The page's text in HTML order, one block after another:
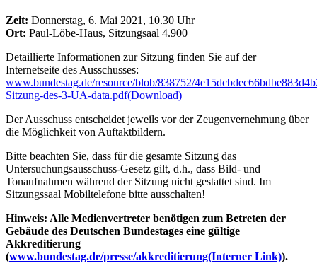
Zeit: Donnerstag, 6. Mai 2021, 10.30 Uhr
Ort: Paul-Löbe-Haus, Sitzungsaal 4.900
Detaillierte Informationen zur Sitzung finden Sie auf der
Internetseite des Ausschusses:
www.bundestag.de/resource/blob/838752/
Sitzung-des-3-UA-data.pdf(Download)
Der Ausschuss entscheidet jeweils vor der Zeugenvernehmung über
die Möglichkeit von Auftaktbildern.
Bitte beachten Sie, dass für die gesamte Sitzung das
Untersuchungsausschuss-Gesetz gilt, d.h., dass Bild- und
Tonaufnahmen während der Sitzung nicht gestattet sind. Im
Sitzungssaal Mobiltelefone bitte ausschalten!
Hinweis: Alle Medienvertreter benötigen zum Betreten der
Gebäude des Deutschen Bundestages eine gültige
Akkreditierung
(www.bundestag.de/presse/akkreditierung(Interner Link)).